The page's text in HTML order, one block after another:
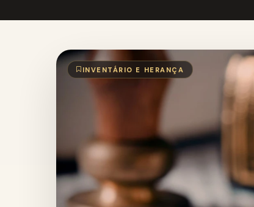
INVENTÁRIO E HERANÇA